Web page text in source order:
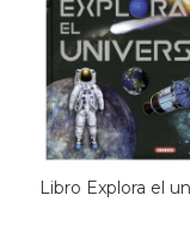
Libro Explora el